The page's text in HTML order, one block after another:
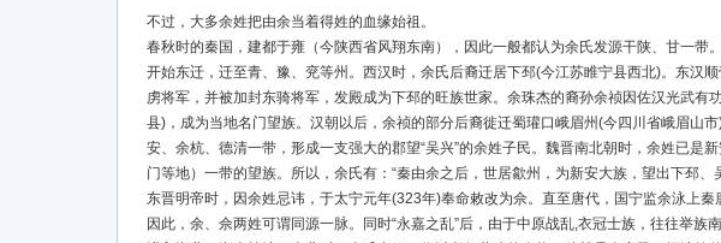
不过，大多余姓把由余当着得姓的血缘始祖。
春秋时的秦国，建都于雍（今陕西省风翔东南），因此一般都认为余氏发源干陕、甘一带
开始东迁，迁至青、豫、兖等州。西汉时，余氏后裔迁居下邳(今江苏睢宁县西北)。东汉
虏将军，并被加封东骑将军，发殿成为下邳的旺族世家。余珠杰的裔孙余祯因佐汉光武有
县)，成为当地名门望族。汉朝以后，余祯的部分后裔徙迁蜀瓘口峨眉州(今四川省峨眉山
安、余杭、德清一带，形成一支强大的郡望“吴兴”的余姓子民。魏晋南北朝时，余姓已是
门等地）一带的望族。所以，余氏有：“秦由余之后，世居歙州，为新安大族，望出下邳、
东晋明帝时，因余姓忌讳，于太宁元年(323年)奉命敕改为佘。直至唐代，国宁监余泳上秦
因此，余、佘两姓可谓同源一脉。同时“永嘉之乱”后，由于中原战乱,衣冠士族，往往举族